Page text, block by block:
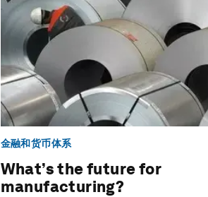
金融和货币体系
What’s the future for
manufacturing?